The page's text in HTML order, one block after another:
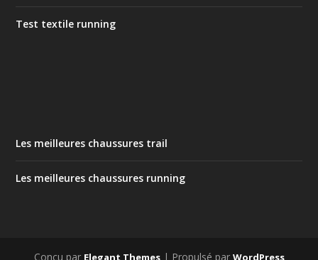
Test textile running
Les meilleures chaussures trail
Les meilleures chaussures running
Conçu par Elegant Themes| Propulsé par WordPress